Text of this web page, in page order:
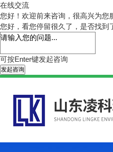
在线交流
您好！欢迎前来咨询，很高兴为您
您好，看您停留很久了，是否找到
可按Enter键发起咨询
发起咨询